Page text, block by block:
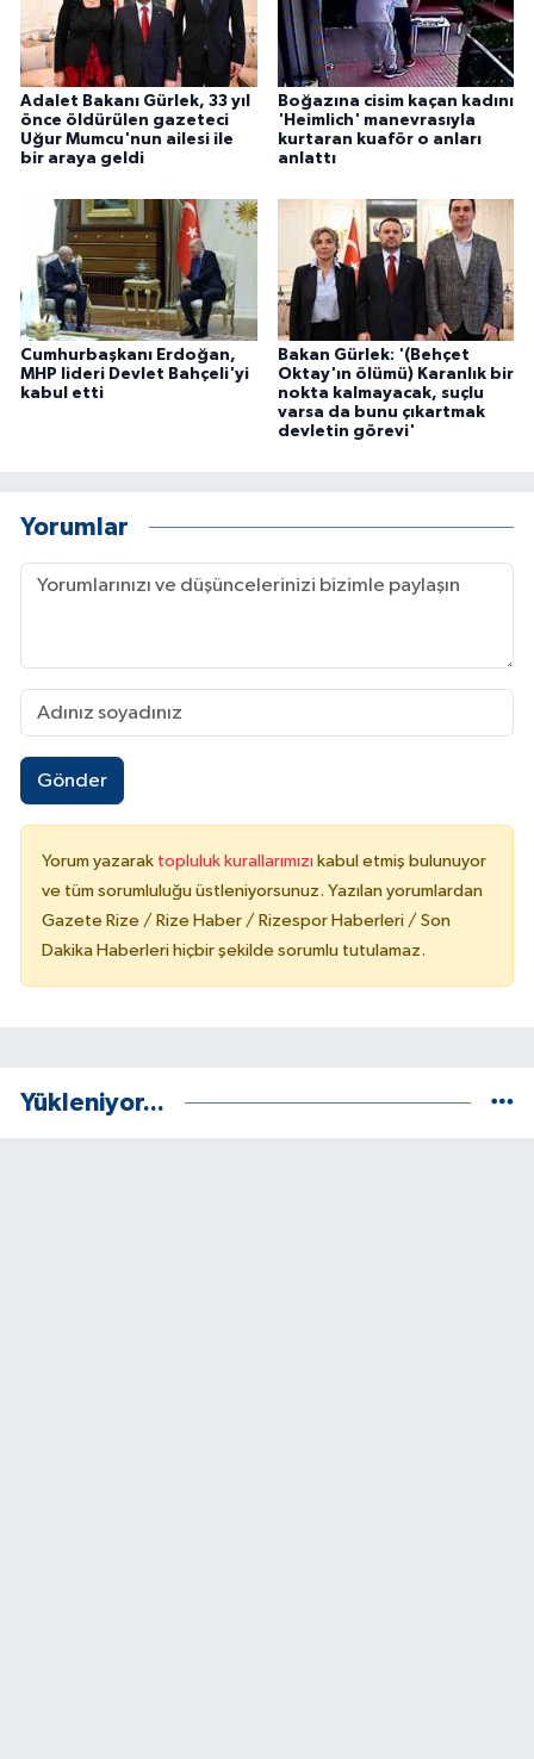
Adalet Bakanı Gürlek, 33 yıl
önce öldürülen gazeteci
Uğur Mumcu'nun ailesi ile
bir araya geldi
Boğazına cisim kaçan kadını
'Heimlich' manevrasıyla
kurtaran kuaför o anları
anlattı
Cumhurbaşkanı Erdoğan,
MHP lideri Devlet Bahçeli'yi
kabul etti
Bakan Gürlek: '(Behçet
Oktay'ın ölümü) Karanlık bir
nokta kalmayacak, suçlu
varsa da bunu çıkartmak
devletin görevi'
Yorumlar
Gönder
Yorum yazarak topluluk kurallarımızı kabul etmiş bulunuyor
ve tüm sorumluluğu üstleniyorsunuz. Yazılan yorumlardan
Gazete Rize / Rize Haber / Rizespor Haberleri / Son
Dakika Haberleri hiçbir şekilde sorumlu tutulamaz.
Yükleniyor...